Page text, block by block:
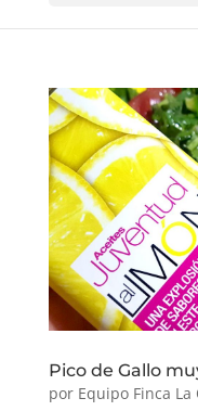
Pico de Gallo
por Equipo Finca La